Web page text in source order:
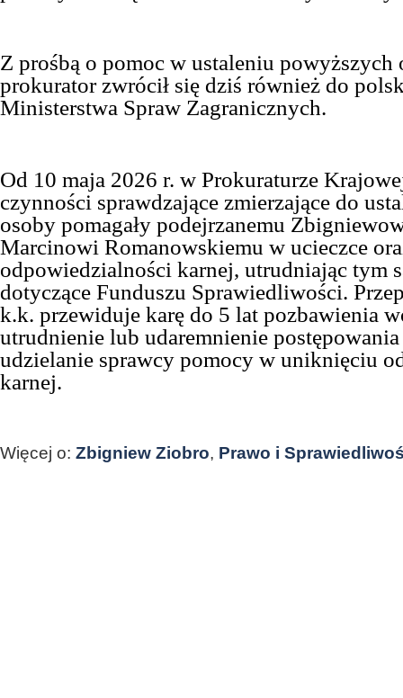
Z prośbą o pomoc w ustaleniu
prokurator zwrócił się dziś również do
Ministerstwa Spraw Zagranicznych.
Od 10 maja 2026 r. w Prokuraturze
czynności sprawdzające zmierzające do
osoby pomagały podejrzanemu
Marcinowi Romanowskiemu w ucieczce
odpowiedzialności karnej, utrudniając tym
dotyczące Funduszu Sprawiedliwości.
k.k. przewiduje karę do 5 lat pozbawienia
utrudnienie lub udaremnienie
udzielanie sprawcy pomocy w uniknięciu
karnej.
Więcej o: Zbigniew Ziobro, Prawo i